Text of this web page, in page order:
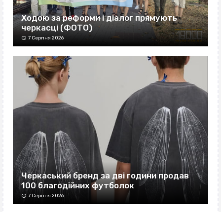
Ходою за реформи і діалог прямують
черкасці (ФОТО)
7 Серпня 2026
Черкаський бренд за дві години продав
100 благодійних футболок
7 Серпня 2026